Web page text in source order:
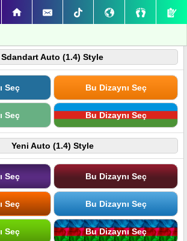
Sdandart Auto (1.4) Style
Seç Bu Dizaynı Seç
Seç Bu Dizaynı Seç
Yeni Auto (1.4) Style
Seç Bu Dizaynı Seç
Seç Bu Dizaynı Seç
Seç Bu Dizaynı Seç